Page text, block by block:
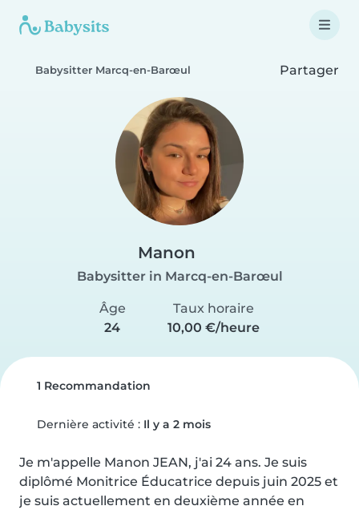
Babysitter Marcq-en-Barœul Partager
Manon
Babysitter in Marcq-en-Barœul
Âge
24
Taux horaire
10,00 €/heure
1 Recommandation
Dernière activité : Il y a 2 mois
Je m'appelle Manon JEAN, j'ai 24 ans. Je suis
diplômé Monitrice Éducatrice depuis juin 2025 et
je suis actuellement en deuxième année en